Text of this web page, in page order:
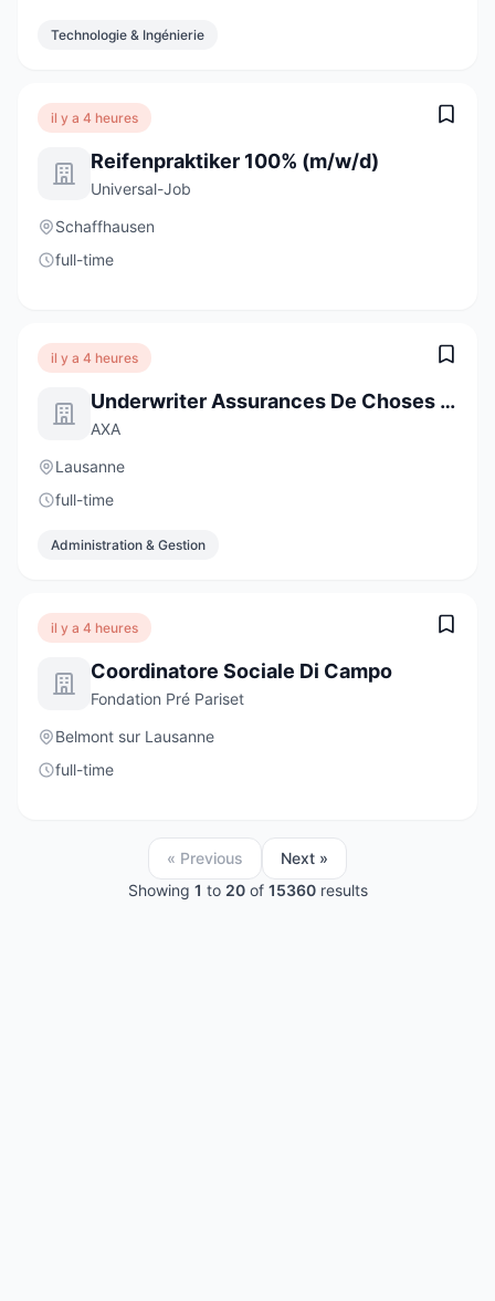
Technologie & Ingénierie
il y a 4 heures
Reifenpraktiker 100% (m/w/d)
Universal-Job
Schaffhausen
full-time
il y a 4 heures
Underwriter Assurances De Choses - Clientèle Privée, 50-60%
AXA
Lausanne
full-time
Administration & Gestion
il y a 4 heures
Coordinatore Sociale Di Campo
Fondation Pré Pariset
Belmont sur Lausanne
full-time
« Previous
Next »
Showing 1 to 20of 15360results